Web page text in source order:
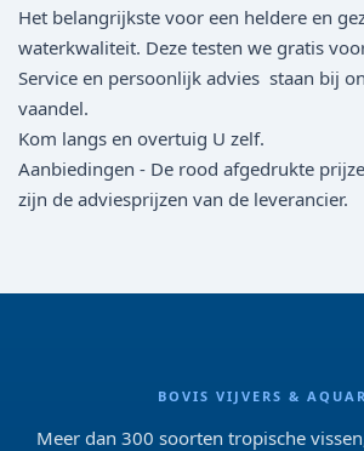
Het belangrijkste voor een heldere en
waterkwaliteit. Deze testen we gratis
Service en persoonlijk advies staan bij
vaandel.
Kom langs en overtuig U zelf.
Aanbiedingen - De rood afgedrukte
zijn de adviesprijzen van de leverancier.
BOVIS VIJVERS &
Meer dan 300 soorten tropische